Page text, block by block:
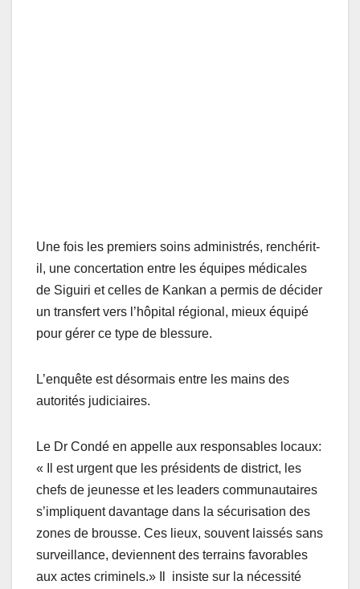
Une fois les premiers soins administrés, renchérit-
il, une concertation entre les équipes médicales
de Siguiri et celles de Kankan a permis de décider
un transfert vers l’hôpital régional, mieux équipé
pour gérer ce type de blessure.
L’enquête est désormais entre les mains des
autorités judiciaires.
Le Dr Condé en appelle aux responsables locaux:
« Il est urgent que les présidents de district, les
chefs de jeunesse et les leaders communautaires
s’impliquent davantage dans la sécurisation des
zones de brousse. Ces lieux, souvent laissés sans
surveillance, deviennent des terrains favorables
aux actes criminels.» Il insiste sur la nécessité